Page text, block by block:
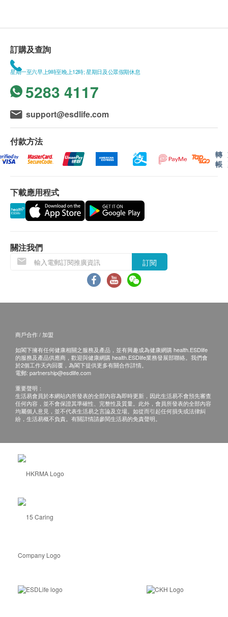
訂購及查詢
星期一至六早上9時至晚上12時; 星期日及公眾假期休息
5283 4117
support@esdlife.com
付款方法
轉
帳
下載應用程式
關注我們
訂閱
商戶合作 / 加盟
如閣下擁有任何健康相關之服務及產品，並有興趣成為健康網購 health.ESDlife
的服務及產品供應商，歡迎與健康網購 health.ESDlife業務發展部聯絡。我們會
於2個工作天內回覆，為閣下提供更多有關合作詳情。
電郵: partnership@esdlife.com
重要聲明：
生活易會員於本網站內所發表的全部內容為即時更新，因此生活易不會預先審查
任何內容，並不會保證其準確性、完整性及質量。此外，會員所發表的全部內容
均屬個人意見，並不代表生活易之言論及立場。如從而引起任何損失或法律糾
紛，生活易概不負責。有關詳情請參閱生活易的免責聲明。